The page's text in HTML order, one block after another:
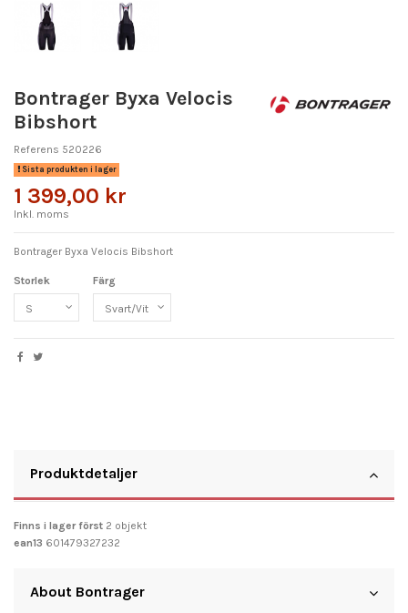
Bontrager Byxa Velocis
Bibshort
Referens 520226
Sista produkten i lager
1 399,00 kr
Inkl. moms
Bontrager Byxa Velocis Bibshort
Storlek Färg
Produktdetaljer
Finns i lager först 2 objekt
ean13 601479327232
About Bontrager